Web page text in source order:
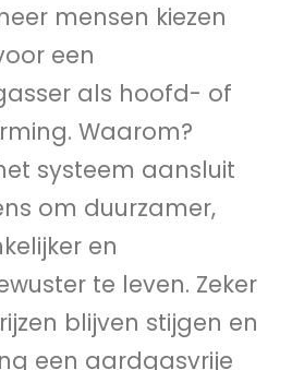
mensen kiezen
een
als hoofd- of
Waarom?
systeem aansluit
om duurzamer,
en
te leven. Zeker
blijven stijgen en
een aardgasvrije